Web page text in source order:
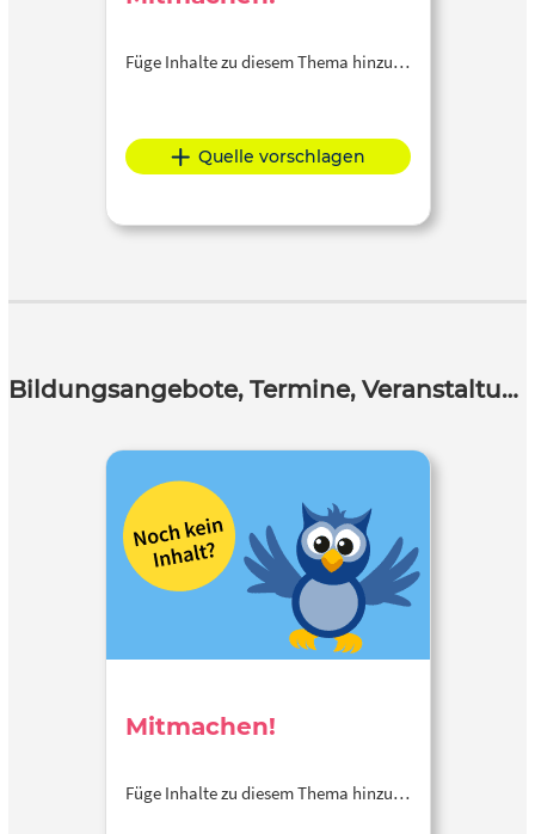
Füge Inhalte zu diesem Thema hinzu…
Quelle vorschlagen
Bildungsangebote, Termine, Veranstaltungen
Mitmachen!
Füge Inhalte zu diesem Thema hinzu…